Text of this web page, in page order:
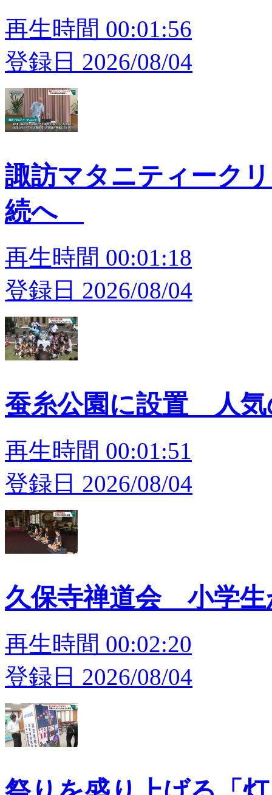
再生時間 00:01:56
登録日 2026/08/04
諏訪マタニティーク
続へ
再生時間 00:01:18
登録日 2026/08/04
蚕糸公園に設置 人
再生時間 00:01:51
登録日 2026/08/04
久保寺禅道会 小学
再生時間 00:02:20
登録日 2026/08/04